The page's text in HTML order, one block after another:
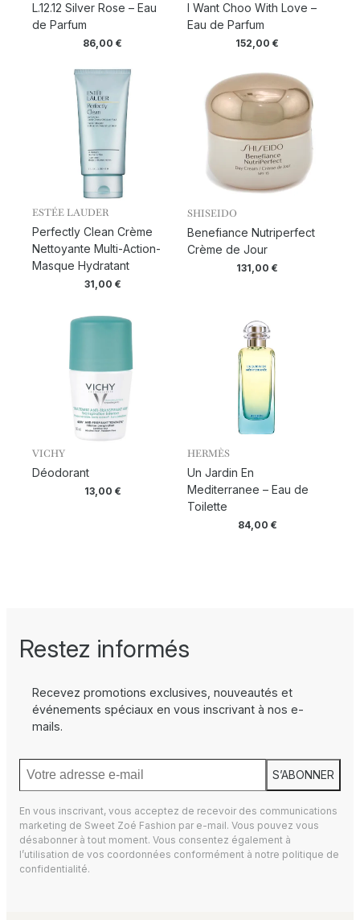
L.12.12 Silver Rose – Eau
de Parfum
86,00€
I Want Choo With Love –
Eau de Parfum
152,00€
ESTÉE LAUDER
Perfectly Clean Crème
Nettoyante Multi-Action-
Masque Hydratant
31,00 €
SHISEIDO
Benefiance Nutriperfect
Crème de Jour
131,00€
VICHY
Déodorant
13,00 €
HERMÈS
Un Jardin En
Mediterranee – Eau de
Toilette
84,00 €
Restez informés
Recevez promotions exclusives, nouveautés et
événements spéciaux en vous inscrivant à nos e-
mails.
S’ABONNER
En vous inscrivant, vous acceptez de recevoir des communications
marketing de Sweet Zoé Fashion par e-mail. Vous pouvez vous
désabonner à tout moment. Vous consentez également à
l’utilisation de vos coordonnées conformément à notre politique de
confidentialité.